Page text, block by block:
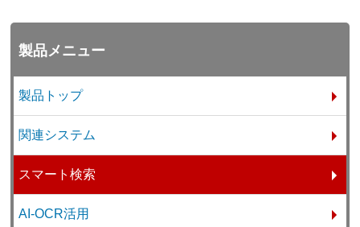
製品メニュー
製品トップ
関連システム
スマート検索
AI-OCR活用